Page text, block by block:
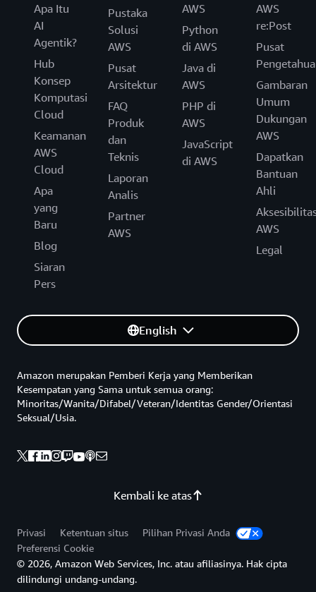
Apa Itu
AI
Agentik?
Hub
Konsep
Komputasi
Cloud
Keamanan
AWS
Cloud
Apa
yang
Baru
Blog
Siaran
Pers
Pustaka
Solusi
AWS
Pusat
Arsitektur
FAQ
Produk
dan
Teknis
Laporan
Analis
Partner
AWS
AWS
Python
di AWS
Java di
AWS
PHP di
AWS
JavaScript
di AWS
AWS
re:Post
Pusat
Gambaran
Umum
Dukungan
AWS
Dapatkan
Bantuan
Ahli
AWS
Legal
English
Kembali ke atas
Amazon merupakan Pemberi Kerja yang Memberikan
Kesempatan yang Sama untuk semua orang:
Minoritas/Wanita/Difabel/Veteran/Identitas Gender/Orientasi
Seksual/Usia.
Privasi Ketentuan situs
Pilihan Privasi Anda
Preferensi Cookie
© 2026, Amazon Web Services, Inc. atau afiliasinya. Hak cipta
dilindungi undang-undang.